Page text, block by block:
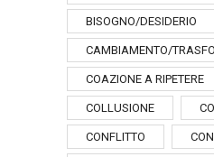
BISOGNO/DESIDERIO
CAMBIAMENTO/
COAZIONE A RIPETERE
COLLUSIONE
CONFLITTO